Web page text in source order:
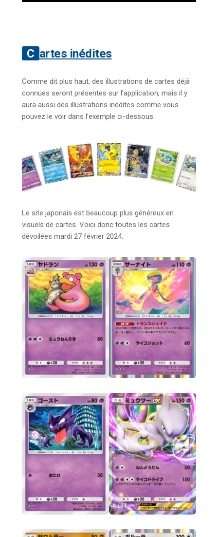
Cartes inédites
Comme dit plus haut, des illustrations de cartes déjà
connues seront présentes sur l’application, mais il y
aura aussi des illustrations inédites comme vous
pouvez le voir dans l’exemple ci-dessous.
Le site japonais est beaucoup plus généreux en
visuels de cartes. Voici donc toutes les cartes
dévoilées mardi 27 février 2024.